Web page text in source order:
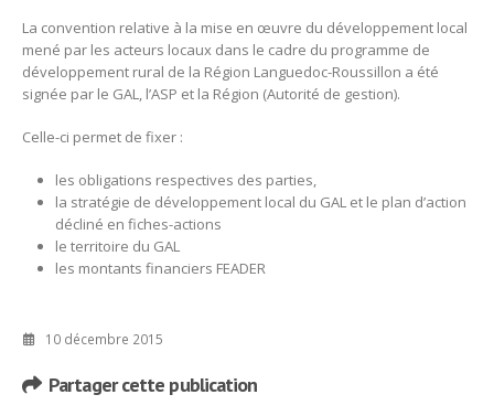
La convention relative à la mise en œuvre du développement local
mené par les acteurs locaux dans le cadre du programme de
développement rural de la Région Languedoc-Roussillon a été
signée par le GAL, l’ASP et la Région (Autorité de gestion).
Celle-ci permet de fixer :
les obligations respectives des parties,
la stratégie de développement local du GAL et le plan d’action
décliné en fiches-actions
le territoire du GAL
les montants financiers FEADER
10 décembre 2015
Partager cette publication